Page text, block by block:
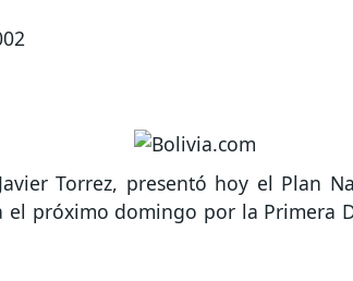
Torrez, presentó hoy el Plan
el próximo domingo por la Primera